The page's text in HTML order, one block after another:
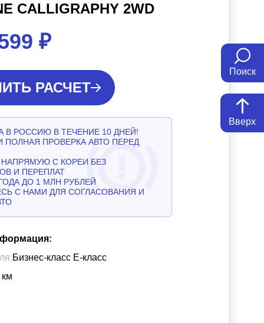
Поиск
Вверх
CALLIGRAPHY 2WD
₽
РАСЧЕТ
В РОССИЮ В ТЕЧЕНИЕ 10 ДНЕЙ!
ПОЛНАЯ ПРОВЕРКА АВТО ПЕРЕД
С КОРЕИ БЕЗ
И ПЕРЕПЛАТ
ДО 1 МЛН РУБЛЕЙ
С НАМИ ДЛЯ СОГЛАСОВАНИЯ И
Бизнес-класс Е-класс
км